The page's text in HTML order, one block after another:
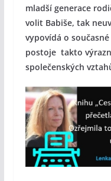
mladší generace
volit Babiše, tak
vypovídá o
postoje takto
společenských